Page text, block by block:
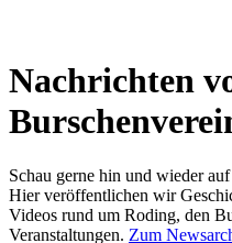
Nachrichten
Schau gerne hin und wieder
Hier veröffentlichen wir
Videos rund um Roding, den
Veranstaltungen. Zum